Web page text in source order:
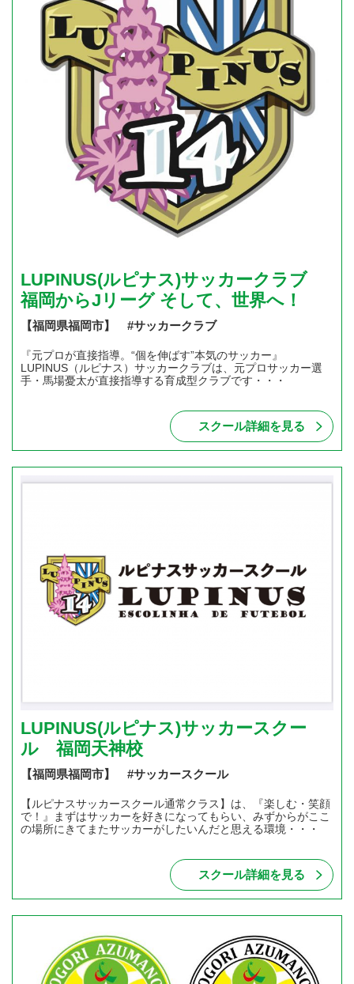
LUPINUS(ルピナス)サッカークラブ
福岡からJリーグ そして、世界へ！
【福岡県福岡市】 #サッカークラブ
『元プロが直接指導。“個を伸ばす”本気のサッカー』
LUPINUS（ルピナス）サッカークラブは、元プロサッカー選
手・馬場憂太が直接指導する育成型クラブです・・・
スクール詳細を見る
LUPINUS(ルピナス)サッカースクー
ル 福岡天神校
【福岡県福岡市】 #サッカースクール
【ルピナスサッカースクール通常クラス】は、『楽しむ・笑顔
で！』まずはサッカーを好きになってもらい、みずからがここ
の場所にきてまたサッカーがしたいんだと思える環境・・・
スクール詳細を見る